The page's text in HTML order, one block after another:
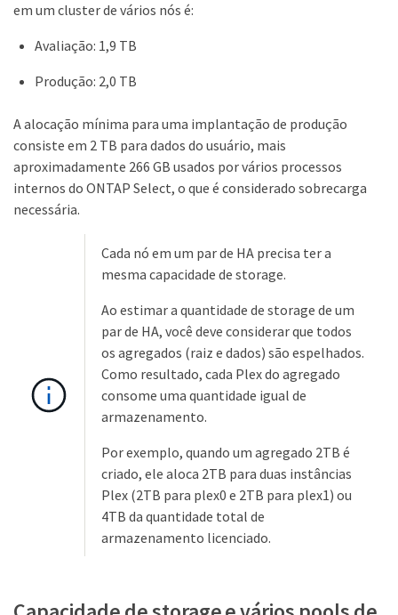
em um cluster de vários nós é:
Avaliação: 1,9 TB
Produção: 2,0 TB
A alocação mínima para uma implantação de produção
consiste em 2 TB para dados do usuário, mais
aproximadamente 266 GB usados por vários processos
internos do ONTAP Select, o que é considerado sobrecarga
necessária.
Cada nó em um par de HA precisa ter a
mesma capacidade de storage.
Ao estimar a quantidade de storage de um
par de HA, você deve considerar que todos
os agregados (raiz e dados) são espelhados.
Como resultado, cada Plex do agregado
consome uma quantidade igual de
armazenamento.
Por exemplo, quando um agregado 2TB é
criado, ele aloca 2TB para duas instâncias
Plex (2TB para plex0 e 2TB para plex1) ou
4TB da quantidade total de
armazenamento licenciado.